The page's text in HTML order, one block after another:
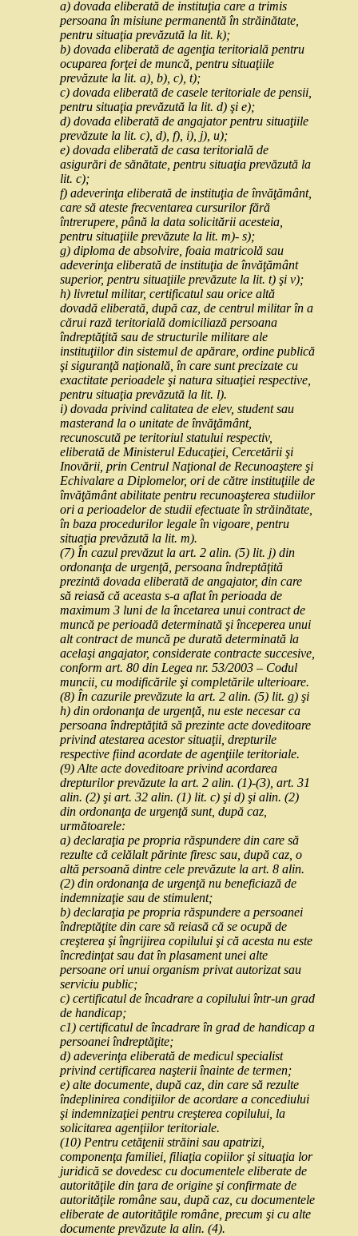
a) dovada eliberată de instituţia care a trimis
persoana în misiune permanentă în străinătate,
pentru situaţia prevăzută la lit. k);
b) dovada eliberată de agenţia teritorială pentru
ocuparea forţei de muncă, pentru situaţiile
prevăzute la lit. a), b), c), t);
c) dovada eliberată de casele teritoriale de pensii,
pentru situaţia prevăzută la lit. d) şi e);
d) dovada eliberată de angajator pentru situaţiile
prevăzute la lit. c), d), f), i), j), u);
e) dovada eliberată de casa teritorială de
asigurări de sănătate, pentru situaţia prevăzută la
lit. c);
f) adeverinţa eliberată de instituţia de învăţământ,
care să ateste frecventarea cursurilor fără
întrerupere, până la data solicitării acesteia,
pentru situaţiile prevăzute la lit. m)- s);
g) diploma de absolvire, foaia matricolă sau
adeverinţa eliberată de instituţia de învăţământ
superior, pentru situaţiile prevăzute la lit. t) şi v);
h) livretul militar, certificatul sau orice altă
dovadă eliberată, după caz, de centrul militar în a
cărui rază teritorială domiciliază persoana
îndreptăţită sau de structurile militare ale
instituţiilor din sistemul de apărare, ordine publică
şi siguranţă naţională, în care sunt precizate cu
exactitate perioadele şi natura situaţiei respective,
pentru situaţia prevăzută la lit. l).
i) dovada privind calitatea de elev, student sau
masterand la o unitate de învăţământ,
recunoscută pe teritoriul statului respectiv,
eliberată de Ministerul Educaţiei, Cercetării şi
Inovării, prin Centrul Naţional de Recunoaştere şi
Echivalare a Diplomelor, ori de către instituţiile de
învăţământ abilitate pentru recunoaşterea studiilor
ori a perioadelor de studii efectuate în străinătate,
în baza procedurilor legale în vigoare, pentru
situaţia prevăzută la lit. m).
(7) În cazul prevăzut la art. 2 alin. (5) lit. j) din
ordonanţa de urgenţă, persoana îndreptăţită
prezintă dovada eliberată de angajator, din care
să reiasă că aceasta s-a aflat în perioada de
maximum 3 luni de la încetarea unui contract de
muncă pe perioadă determinată şi începerea unui
alt contract de muncă pe durată determinată la
acelaşi angajator, considerate contracte succesive,
conform art. 80 din Legea nr. 53/2003 – Codul
muncii, cu modificările şi completările ulterioare.
(8) În cazurile prevăzute la art. 2 alin. (5) lit. g) şi
h) din ordonanţa de urgenţă, nu este necesar ca
persoana îndreptăţită să prezinte acte doveditoare
privind atestarea acestor situaţii, drepturile
respective fiind acordate de agenţiile teritoriale.
(9) Alte acte doveditoare privind acordarea
drepturilor prevăzute la art. 2 alin. (1)-(3), art. 31
alin. (2) şi art. 32 alin. (1) lit. c) şi d) şi alin. (2)
din ordonanţa de urgenţă sunt, după caz,
următoarele:
a) declaraţia pe propria răspundere din care să
rezulte că celălalt părinte firesc sau, după caz, o
altă persoană dintre cele prevăzute la art. 8 alin.
(2) din ordonanţa de urgenţă nu beneficiază de
indemnizaţie sau de stimulent;
b) declaraţia pe propria răspundere a persoanei
îndreptăţite din care să reiasă că se ocupă de
creşterea şi îngrijirea copilului şi că acesta nu este
încredinţat sau dat în plasament unei alte
persoane ori unui organism privat autorizat sau
serviciu public;
c) certificatul de încadrare a copilului într-un grad
de handicap;
c1) certificatul de încadrare în grad de handicap a
persoanei îndreptăţite;
d) adeverinţa eliberată de medicul specialist
privind certificarea naşterii înainte de termen;
e) alte documente, după caz, din care să rezulte
îndeplinirea condiţiilor de acordare a concediului
şi indemnizaţiei pentru creşterea copilului, la
solicitarea agenţiilor teritoriale.
(10) Pentru cetăţenii străini sau apatrizi,
componenţa familiei, filiaţia copiilor şi situaţia lor
juridică se dovedesc cu documentele eliberate de
autorităţile din ţara de origine şi confirmate de
autorităţile române sau, după caz, cu documentele
eliberate de autorităţile române, precum şi cu alte
documente prevăzute la alin. (4).